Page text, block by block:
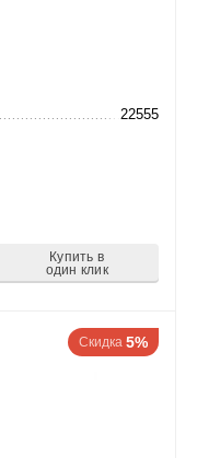
22555
Купить в
один клик
Скидка 5%